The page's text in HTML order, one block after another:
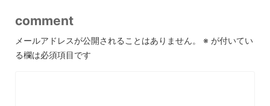
comment
メールアドレスが公開されることはありません。 ※ が付いてい
る欄は必須項目です